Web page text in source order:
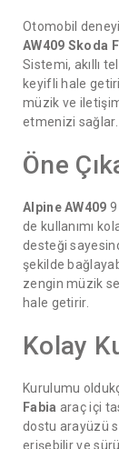
Otomobil
AW409 Skoda
Sistemi, akıllı
keyifli hale
müzik ve
etmenizi sağlar.
Öne
Alpine AW409
de kullanımı
desteği
şekilde
zengin müzik
hale getirir.
Kolay
Kurulumu
Fabia araç içi
dostu arayüzü
erişebilir ve